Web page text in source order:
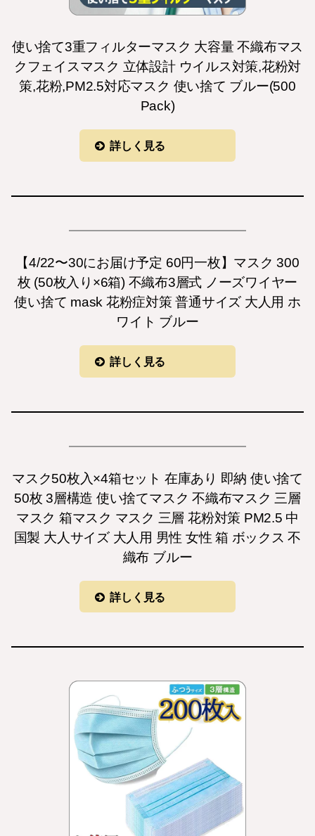
使い捨て3重フィルターマスク 大容量 不織布マス
クフェイスマスク 立体設計 ウイルス対策,花粉対
策,花粉,PM2.5対応マスク 使い捨て ブルー(500
Pack)
詳しく見る
【4/22〜30にお届け予定 60円一枚】マスク 300
枚 (50枚入り×6箱) 不織布3層式 ノーズワイヤー
使い捨て mask 花粉症対策 普通サイズ 大人用 ホ
ワイト ブルー
詳しく見る
マスク50枚入×4箱セット 在庫あり 即納 使い捨て
50枚 3層構造 使い捨てマスク 不織布マスク 三層
マスク 箱マスク マスク 三層 花粉対策 PM2.5 中
国製 大人サイズ 大人用 男性 女性 箱 ボックス 不
織布 ブルー
詳しく見る